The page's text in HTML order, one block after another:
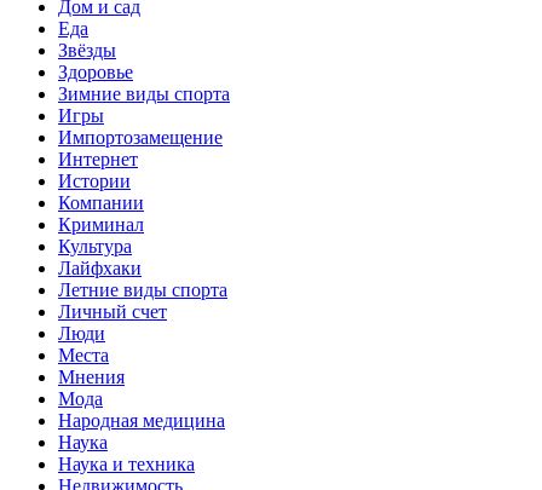
Дом и сад
Еда
Звёзды
Здоровье
Зимние виды спорта
Игры
Импортозамещение
Интернет
Истории
Компании
Криминал
Культура
Лайфхаки
Летние виды спорта
Личный счет
Люди
Места
Мнения
Мода
Народная медицина
Наука
Наука и техника
Недвижимость